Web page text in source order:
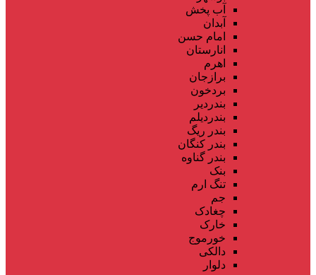
آب پخش
آبدان
امام حسن
انارستان
اهرم
برازجان
بردخون
بندردیر
بندردیلم
بندر ریگ
بندر کنگان
بندر گناوه
بنک
تنگ ارم
جم
چغادک
خارک
خورموج
دالکی
دلوار